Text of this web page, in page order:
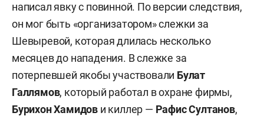
написал явку с повинной. По версии следствия,
он мог быть «организатором» слежки за
Шевыревой, которая длилась несколько
месяцев до нападения. В слежке за
потерпевшей якобы участвовали Булат
Галлямов, который работал в охране фирмы,
Бурихон Хамидов и киллер — Рафис Султанов,